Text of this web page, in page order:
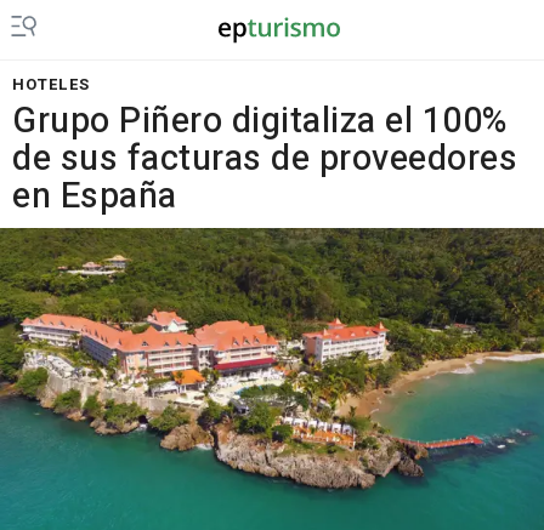
HOTELES
Grupo Piñero digitaliza el 100%
de sus facturas de proveedores
en España